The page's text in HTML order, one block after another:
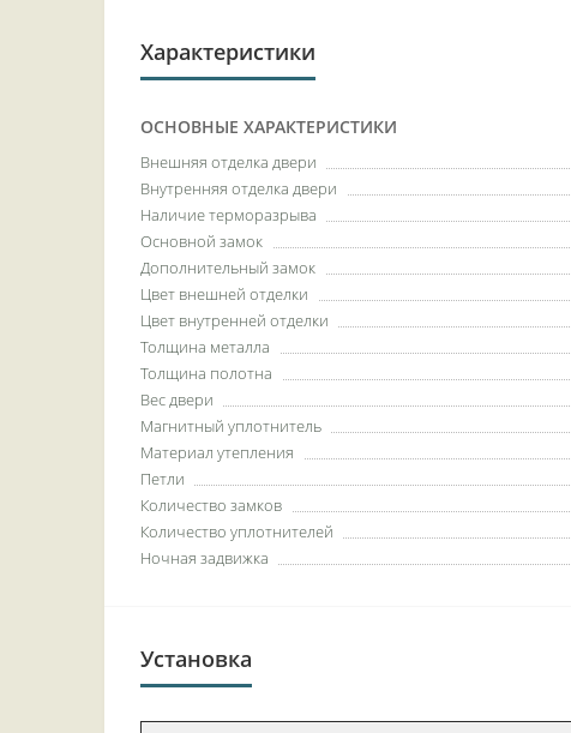
Характеристики
ОСНОВНЫЕ ХАРАКТЕРИСТИКИ
Внешняя отделка двери
Внутренняя отделка двери
Наличие терморазрыва
Основной замок
Дополнительный замок
Цвет внешней отделки
Цвет внутренней отделки
Толщина металла
Толщина полотна
Вес двери
Магнитный уплотнитель
Материал утепления
Петли
Количество замков
Количество уплотнителей
Ночная задвижка
Установка